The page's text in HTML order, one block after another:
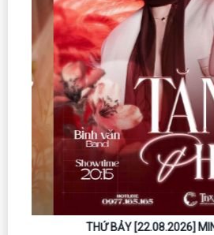
THỨ BẢY [22.08.2026]